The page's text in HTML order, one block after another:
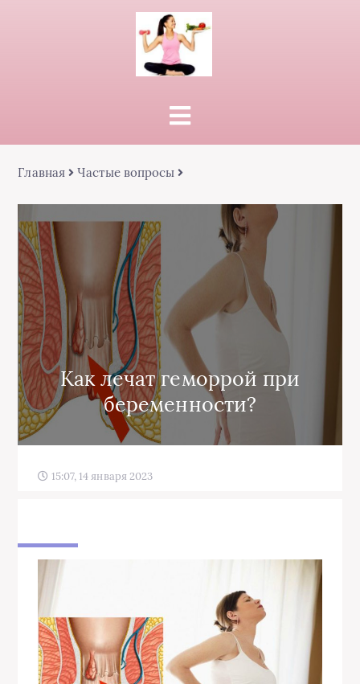
Главная Частые вопросы
Как лечат геморрой при
беременности?
15:07, 14 января 2023